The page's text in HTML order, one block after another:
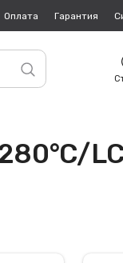
Оплата Гарантия